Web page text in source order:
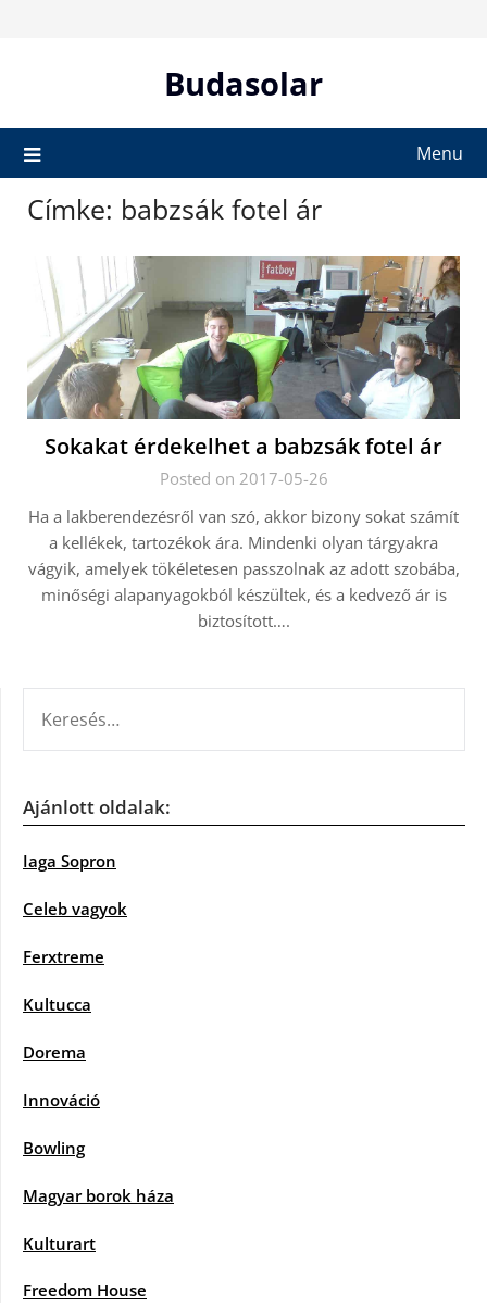
Budasolar
Menu
Címke: babzsák fotel ár
Sokakat érdekelhet a babzsák fotel ár
Posted on 2017-05-26
Ha a lakberendezésről van szó, akkor bizony sokat számít
a kellékek, tartozékok ára. Mindenki olyan tárgyakra
vágyik, amelyek tökéletesen passzolnak az adott szobába,
minőségi alapanyagokból készültek, és a kedvező ár is
biztosított….
Ajánlott oldalak:
Iaga Sopron
Celeb vagyok
Ferxtreme
Kultucca
Dorema
Innováció
Bowling
Magyar borok háza
Kulturart
Freedom House